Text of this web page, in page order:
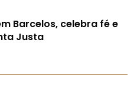
Barcelos, celebra fé e
Justa